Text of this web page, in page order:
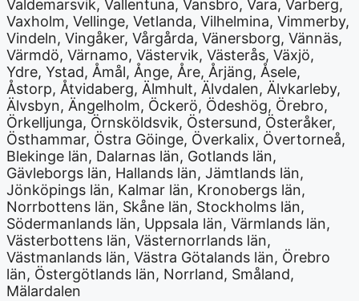
Valdemarsvik, Vallentuna, Vansbro, Vara, Varberg,
Vaxholm, Vellinge, Vetlanda, Vilhelmina, Vimmerby,
Vindeln, Vingåker, Vårgårda, Vänersborg, Vännäs,
Värmdö, Värnamo, Västervik, Västerås, Växjö,
Ydre, Ystad, Åmål, Ånge, Åre, Årjäng, Åsele,
Åstorp, Åtvidaberg, Älmhult, Älvdalen, Älvkarleby,
Älvsbyn, Ängelholm, Öckerö, Ödeshög, Örebro,
Örkelljunga, Örnsköldsvik, Östersund, Österåker,
Östhammar, Östra Göinge, Överkalix, Övertorneå,
Blekinge län, Dalarnas län, Gotlands län,
Gävleborgs län, Hallands län, Jämtlands län,
Jönköpings län, Kalmar län, Kronobergs län,
Norrbottens län, Skåne län, Stockholms län,
Södermanlands län, Uppsala län, Värmlands län,
Västerbottens län, Västernorrlands län,
Västmanlands län, Västra Götalands län, Örebro
län, Östergötlands län, Norrland, Småland,
Mälardalen